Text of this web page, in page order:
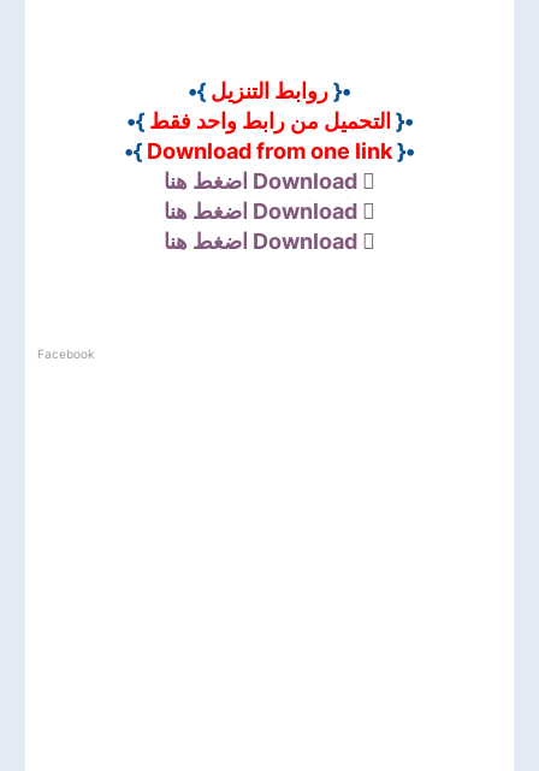
•{روابط التنزيل }•
•{ التحميل من رابط واحد فقط }•
•{
Download from one link
}•
Download اضغط هنا
Download اضغط هنا
Download اضغط هنا
Facebook